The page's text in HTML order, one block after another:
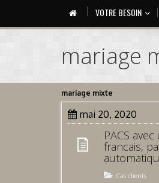
VOTRE BESOIN
mariage
mariage mixte
mai 20, 2020
PACS avec
francais,
Cas clients